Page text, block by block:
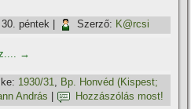
péntek Szerző: K@rcsi
→
1930/31, Bp. Honvéd (Kispest;
András Hozzászólás most!